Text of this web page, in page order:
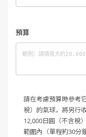
預算
請在考慮預算時參考
稅）的氣球，將另行
12,000日圓（不含稅
範圍內（單程約30分